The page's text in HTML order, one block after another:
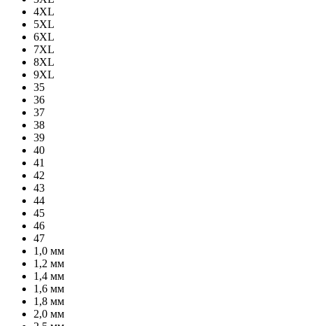
4XL
5XL
6XL
7XL
8XL
9XL
35
36
37
38
39
40
41
42
43
44
45
46
47
1,0 мм
1,2 мм
1,4 мм
1,6 мм
1,8 мм
2,0 мм